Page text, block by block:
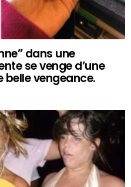
dans une
se venge d’une
vengeance.